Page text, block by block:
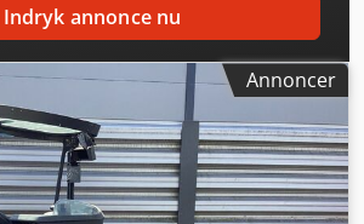
Indryk annonce nu
Annoncer